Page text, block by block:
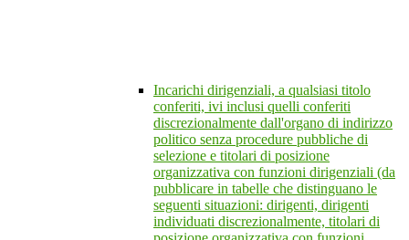
Incarichi dirigenziali, a qualsiasi titolo
conferiti, ivi inclusi quelli conferiti
discrezionalmente dall'organo di indirizzo
politico senza procedure pubbliche di
selezione e titolari di posizione
organizzativa con funzioni dirigenziali (da
pubblicare in tabelle che distinguano le
seguenti situazioni: dirigenti, dirigenti
individuati discrezionalmente, titolari di